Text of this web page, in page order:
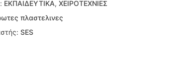
ΕΚΠΑΙΔΕΥΤΙΚΑ, ΧΕΙΡΟΤΕΧΝΙΕΣ
πλαστελινες
SES